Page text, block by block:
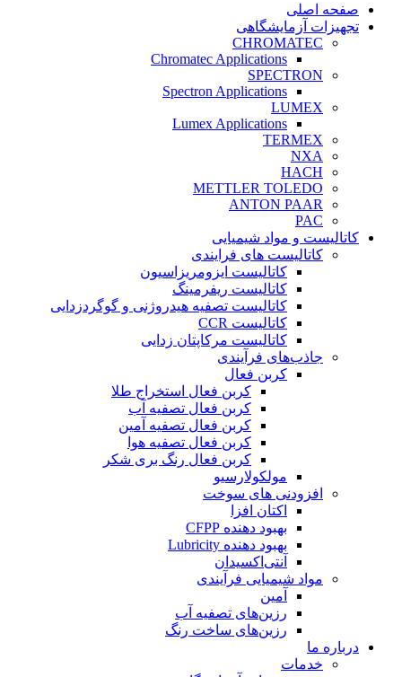
صفحه اصلی
تجهیزات آزمایشگاهی
CHROMATEC
Chromatec Applications
SPECTRON
Spectron Applications
LUMEX
Lumex Applications
TERMEX
NXA
HACH
METTLER TOLEDO
ANTON PAAR
PAC
کاتالیست و مواد شیمیایی
کاتالیست های فرایندی
کاتالیست ایزومریزاسیون
کاتالیست ریفرمینگ
کاتالیست تصفیه هیدروژنی و گوگردزدایی
کاتالیست CCR
کاتالیست مرکاپتان زدایی
جاذب‌های فرآیندی
کربن فعال
کربن فعال استخراج طلا
کربن فعال تصفیه آب
کربن فعال تصفیه آمین
کربن فعال تصفیه هوا
کربن فعال رنگ بری شکر
مولکولارسیو
افزودنی های سوخت
اکتان افزا
بهبود دهنده CFPP
بهبود دهنده Lubricity
آنتی‌اکسیدان
مواد شیمیایی فرآیندی
آمین
رزین‌های تصفیه آب
رزین‌های ساخت رنگ
درباره ما
خدمات